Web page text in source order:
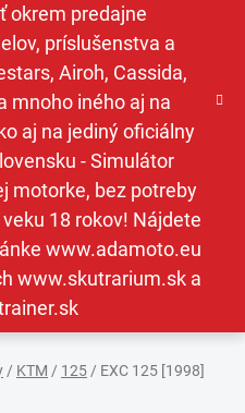
okrem predajne
príslušenstva a
Airoh, Cassida,
mnoho iného aj na
aj na jediný oficiálny
- Simulátor
motorke, bez potreby
18 rokov! Nájdete
www.adamoto.eu
www.skutrarium.sk a
/ KTM / 125 / EXC 125 [1998]